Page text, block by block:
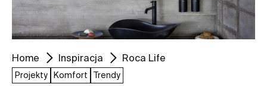
Home Inspiracja Roca Life
Projekty Komfort Trendy